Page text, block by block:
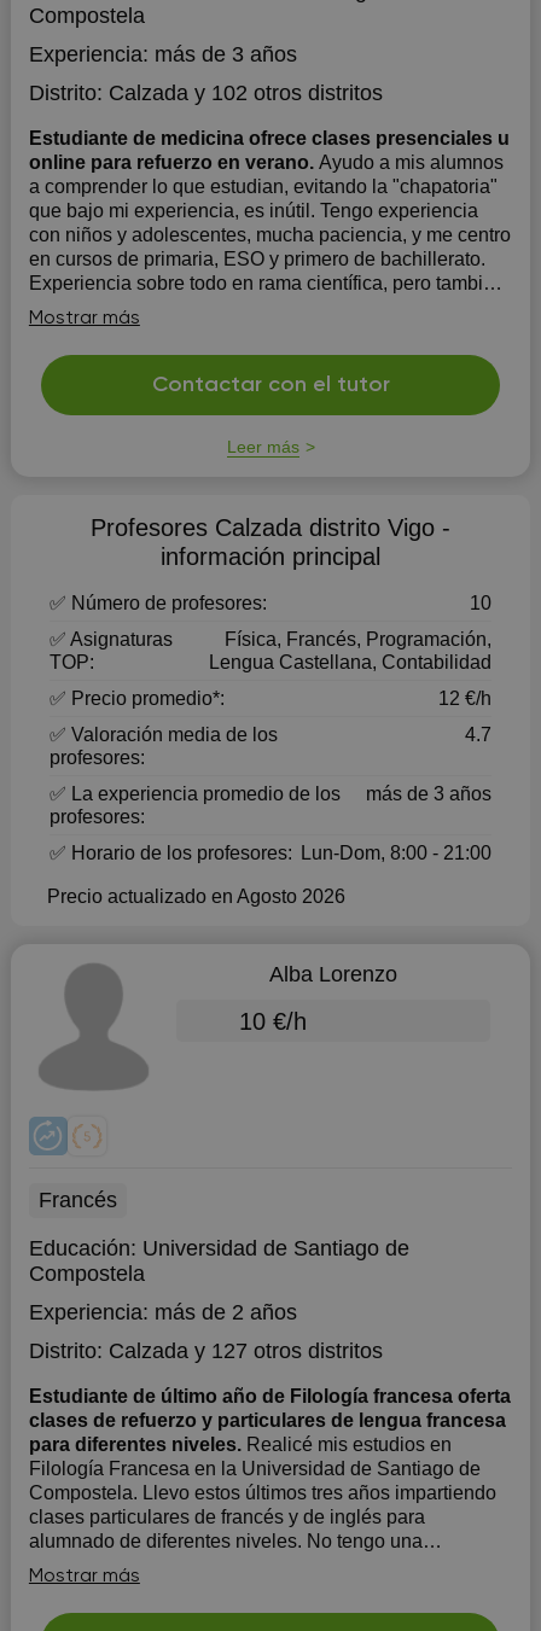
Compostela
Experiencia: más de 3 años
Distrito: Calzaday 102 otros distritos
Estudiante de medicina ofrece clases presenciales u
online para refuerzo en verano. Ayudo a mis alumnos
a comprender lo que estudian, evitando la "chapatoria"
que bajo mi experiencia, es inútil. Tengo experiencia
con niños y adolescentes, mucha paciencia, y me centro
en cursos de primaria, ESO y primero de bachillerato.
Experiencia sobre todo en rama científica, pero también
tengo ...
Mostrar más
Contactar con el tutor
Leer más
Profesores Calzada distrito Vigo -
información principal
✅ Número de profesores:
10
✅ Asignaturas
TOP:
Física, Francés, Programación,
Lengua Castellana, Contabilidad
✅ Precio promedio*:
12 €/h
✅ Valoración media de los
profesores:
4.7
✅ La experiencia promedio de los
profesores:
más de 3 años
✅ Horario de los profesores: Lun-Dom, 8:00 - 21:00
Precio actualizado en Agosto 2026
Alba Lorenzo
10 €/h
Francés
Educación: Universidad de Santiago de
Compostela
Experiencia: más de 2 años
Distrito: Calzaday 127 otros distritos
Estudiante de último año de Filología francesa oferta
clases de refuerzo y particulares de lengua francesa
para diferentes niveles. Realicé mis estudios en
Filología Francesa en la Universidad de Santiago de
Compostela. Llevo estos últimos tres años impartiendo
clases particulares de francés y de inglés para
alumnado de diferentes niveles. No tengo una
metodología per se pero sí que cabe mencionar que me
gusta hacer las clases l...
Mostrar más